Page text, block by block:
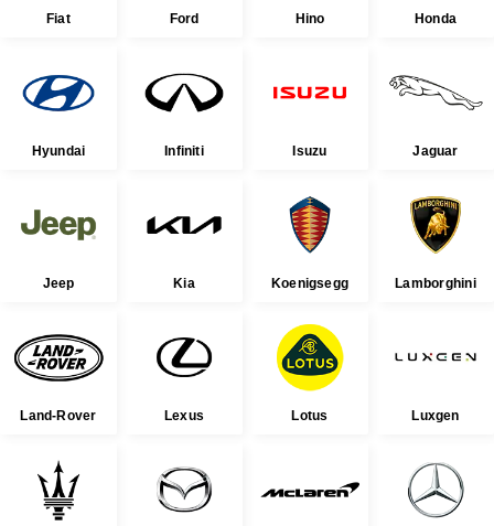
Fiat Ford Hino Honda
Hyundai Infiniti Isuzu Jaguar
Jeep Kia Koenigsegg Lamborghini
Land-Rover Lexus Lotus Luxgen